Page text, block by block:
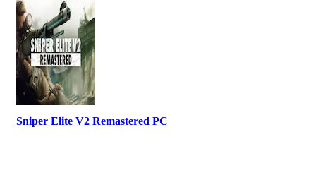
Sniper Elite V2 Remastered PC